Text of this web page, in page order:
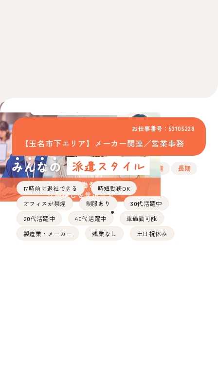
お仕事番号：53105228
【玉名市下エリア】メーカー関連／営業事務
派遣 長期
17時前に退社できる 時短勤務OK
オフィスが禁煙 制服あり 30代活躍中
20代活躍中 40代活躍中 車通勤可能
製造業・メーカー 残業なし 土日祝休み